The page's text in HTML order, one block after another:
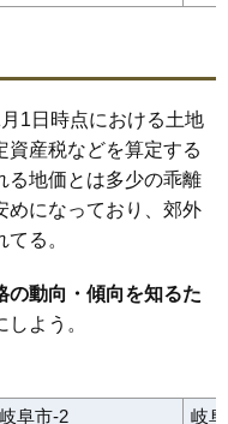
1日時点における土地
資産税などを算定する
る地価とは多少の乖離
めになっており、郊外
る。
の動向・傾向を知るた
よう。
岐阜市-2 岐